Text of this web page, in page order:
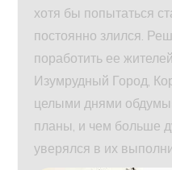
хотя бы попытаться
постоянно злился.
поработить ее
Изумрудный Город,
целыми днями
планы, и чем больше
уверялся в их